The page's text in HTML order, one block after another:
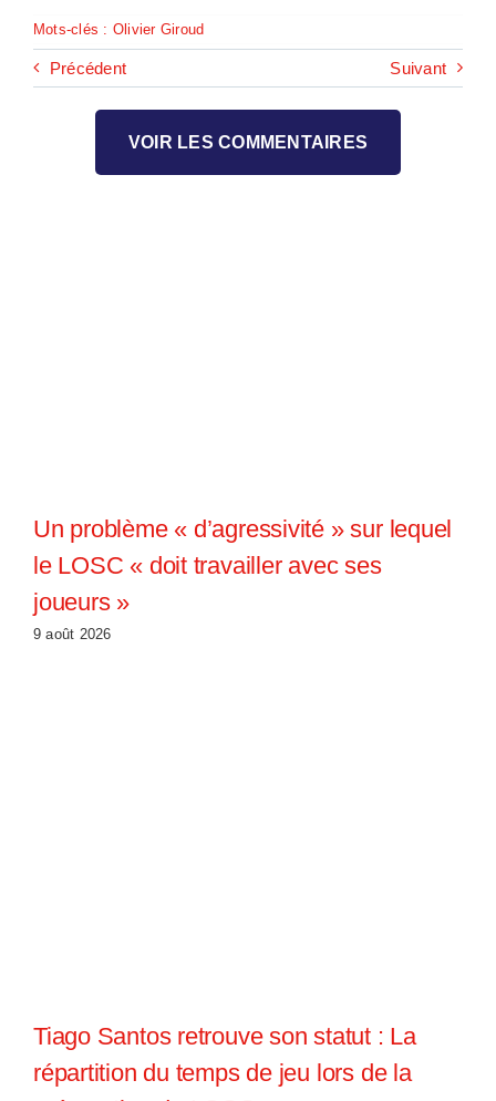
Mots-clés : Olivier Giroud
Précédent Suivant
VOIR LES COMMENTAIRES
Un problème « d’agressivité » sur lequel
le LOSC « doit travailler avec ses
joueurs »
9 août 2026
Tiago Santos retrouve son statut : La
répartition du temps de jeu lors de la